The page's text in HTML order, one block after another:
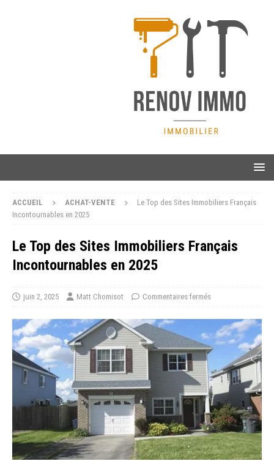
ACCUEIL ACHAT-VENTE
Le Top des Sites Immobiliers Français
Incontournables en 2025
Le Top des Sites Immobiliers Français
Incontournables en 2025
juin 2, 2025 Matt Chomisot Commentaires fermés